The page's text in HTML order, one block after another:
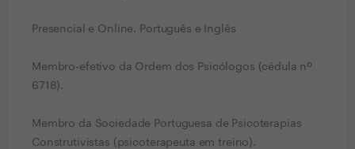
Presencial e Online. Português e Inglês
Membro-efetivo da Ordem dos Psicólogos (cédula nº
6718).
Membro da Sociedade Portuguesa de Psicoterapias
Construtivistas (psicoterapeuta em treino).